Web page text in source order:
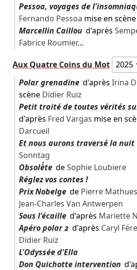
Pessoa, voyages de
Fernando Pessoa mise en scène
Marcellin Cailloud'après
Fabrice Roumier…
Aux Quatre Coins du Mot
Polar grenadined'après Irina
scène Didier Ruiz
Petit traité de toutes vérités
d'après Fred Vargas mise en
Darcueil
Et nous aurons traversé la nuit
Sonntag
Obsolè̀tedeSophie Loubiere
Réglez vos contes !
Prix Nobelgede Pierre Mathues
Jean-Charles Van Antwerpen
Sous l'écailled'après Mariette
Apéro polar 2 d'après Caryl
Didier Ruiz
L'Odyssée d'Ella
Don Quichotte intervention